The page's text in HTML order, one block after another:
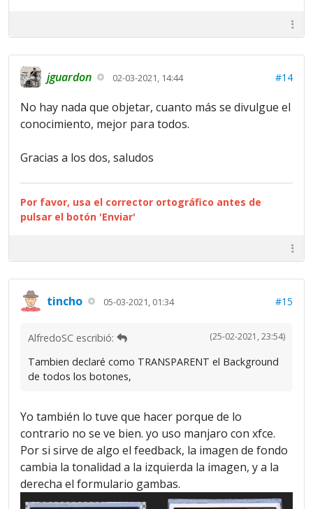
jguardon 02-03-2021, 14:44 #14
No hay nada que objetar, cuanto más se divulgue el
conocimiento, mejor para todos.
Gracias a los dos, saludos
Por favor, usa el corrector ortográfico antes de
pulsar el botón 'Enviar'
tincho 05-03-2021, 01:34 #15
(25-02-2021, 23:54)
AlfredoSC escribió:
Tambien declaré como TRANSPARENT el Background
de todos los botones,
Yo también lo tuve que hacer porque de lo
contrario no se ve bien. yo uso manjaro con xfce.
Por si sirve de algo el feedback, la imagen de fondo
cambia la tonalidad a la izquierda la imagen, y a la
derecha el formulario gambas.